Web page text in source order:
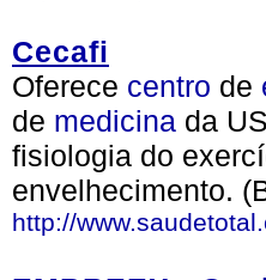
Cecafi
Oferece centro de
de medicina da
fisiologia do
envelhecimento.
http://